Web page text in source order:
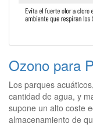
Ozono para
Los parques
cantidad de agua, y
supone un alto coste
almacenamiento de